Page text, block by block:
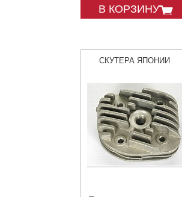
В КОРЗИНУ
СКУТЕРА ЯПОНИИ